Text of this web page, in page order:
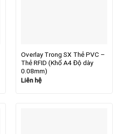
Overlay Trong SX Thẻ PVC –
Thẻ RFID (Khổ A4 Độ dày
0.08mm)
Liên hệ